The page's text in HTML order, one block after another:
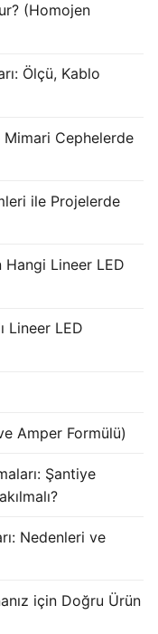
LED
Serisi
Serisi
(Homojen
Ölçü, Kablo
Mimari Cephelerde
ile Projelerde
Hangi Lineer LED
Lineer LED
Amper Formülü)
Şantiye
Nedenleri ve
için Doğru Ürün